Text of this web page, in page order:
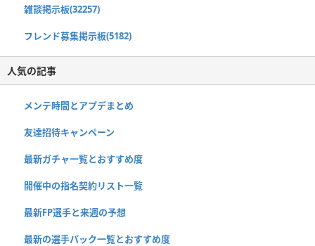
雑談掲示板(32257)
フレンド募集掲示板(5182)
人気の記事
メンテ時間とアプデまとめ
友達招待キャンペーン
最新ガチャ一覧とおすすめ度
開催中の指名契約リスト一覧
最新FP選手と来週の予想
最新の選手パック一覧とおすすめ度